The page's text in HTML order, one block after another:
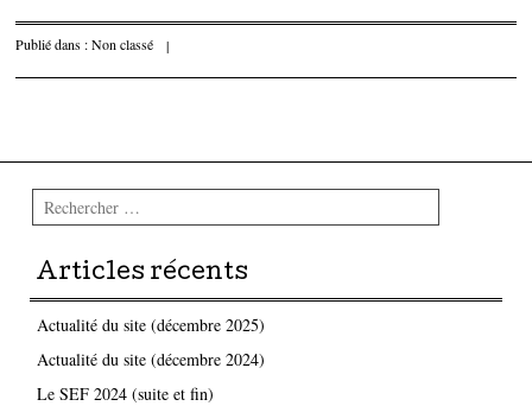
Publié dans :Non classé |
Rechercher
Articles récents
Actualité du site (décembre 2025)
Actualité du site (décembre 2024)
Le SEF 2024 (suite et fin)